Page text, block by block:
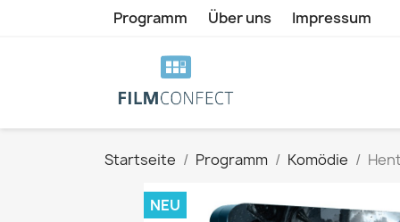
Programm Über uns Impressum
Startseite Programm Komödie
NEU